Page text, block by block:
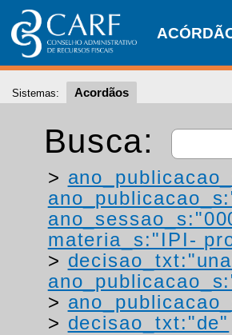
Sistemas: Acordãos
Busca:
>
materia_s:"IPI-
>
>
> decisao_txt:"de"